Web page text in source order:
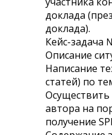
доклада
доклада).
Кейс-задача
Описание
Написание
статей) по
Осуществить
автора на
получение